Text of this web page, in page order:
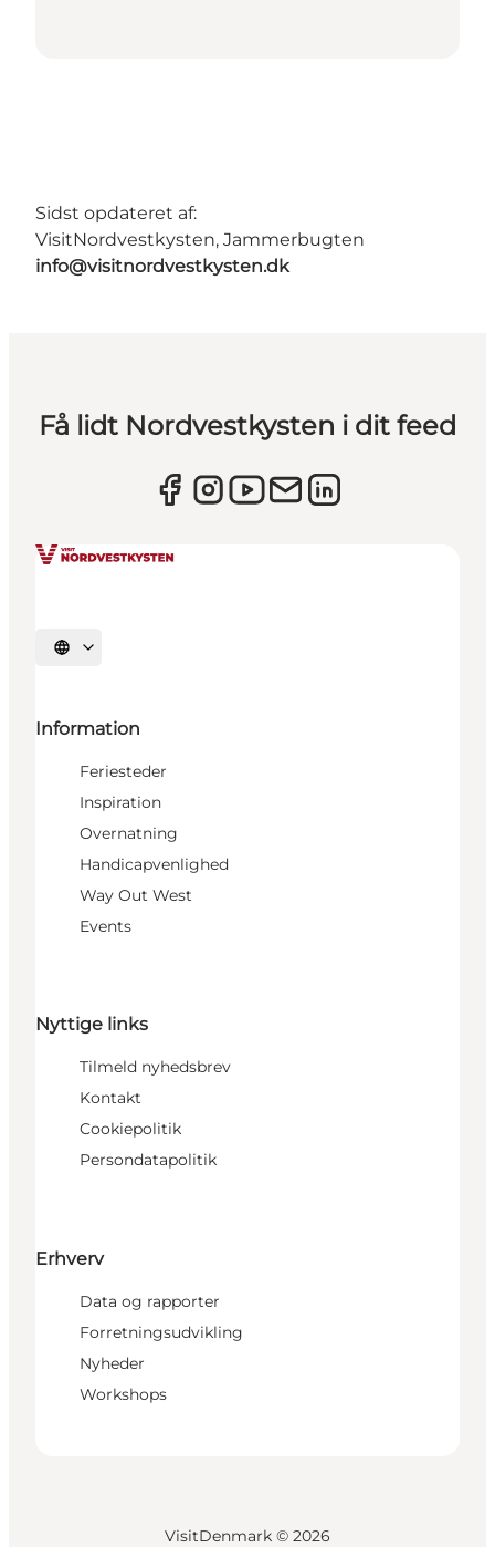
Sidst opdateret af:
VisitNordvestkysten, Jammerbugten
info@visitnordvestkysten.dk
Få lidt Nordvestkysten i dit feed
Vælg sprog
Information
Feriesteder
Inspiration
Overnatning
Handicapvenlighed
Way Out West
Events
Nyttige links
Tilmeld nyhedsbrev
Kontakt
Cookiepolitik
Persondatapolitik
Erhverv
Data og rapporter
Forretningsudvikling
Nyheder
Workshops
VisitDenmark © 2026